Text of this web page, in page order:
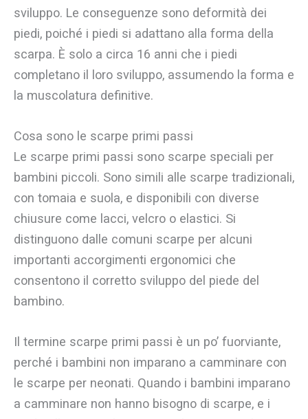
sviluppo. Le conseguenze sono deformità dei
piedi, poiché i piedi si adattano alla forma della
scarpa. È solo a circa 16 anni che i piedi
completano il loro sviluppo, assumendo la forma e
la muscolatura definitive.
Cosa sono le scarpe primi passi
Le scarpe primi passi sono scarpe speciali per
bambini piccoli. Sono simili alle scarpe tradizionali,
con tomaia e suola, e disponibili con diverse
chiusure come lacci, velcro o elastici. Si
distinguono dalle comuni scarpe per alcuni
importanti accorgimenti ergonomici che
consentono il corretto sviluppo del piede del
bambino.
Il termine scarpe primi passi è un po’ fuorviante,
perché i bambini non imparano a camminare con
le scarpe per neonati. Quando i bambini imparano
a camminare non hanno bisogno di scarpe, e i